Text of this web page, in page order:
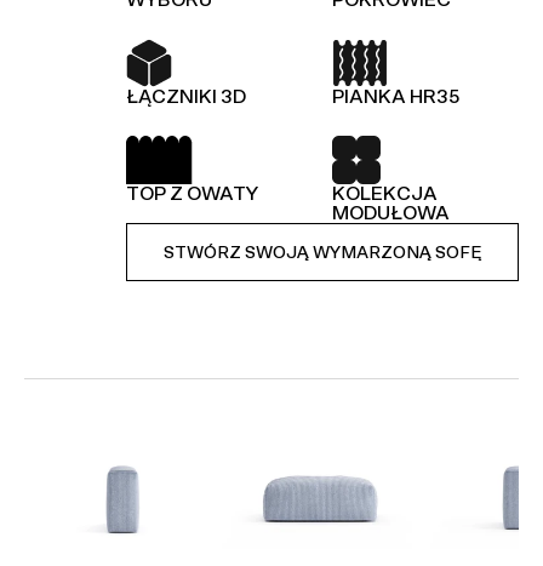
ŁĄCZNIKI 3D PIANKA HR35
TOP Z OWATY
KOLEKCJA
MODUŁOWA
STWÓRZ SWOJĄ WYMARZONĄ SOFĘ
ŁĄCZNIKI 3D
KOLEKCJA
MODUŁOWA
52 TKANINY DO
WYBORU
STWÓRZ SWOJĄ WYMARZONĄ SOFĘ
WYBORU
PIANKA HR35 SPRĘŻYNY FALISTE
KOLEKCJA
MODUŁOWA
STWÓRZ SWOJĄ WYMARZONĄ SOFĘ